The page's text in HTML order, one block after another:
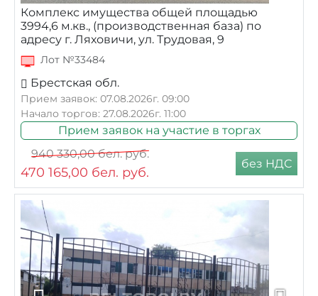
Комплекс имущества общей площадью
3994,6 м.кв., (производственная база) по
адресу г. Ляховичи, ул. Трудовая, 9
Лот №33484
Брестская обл.
Прием заявок: 07.08.2026г. 09:00
Начало торгов: 27.08.2026г. 11:00
Прием заявок на участие в торгах
940 330,00бел. руб.
470 165,00 бел. руб.
без НДС